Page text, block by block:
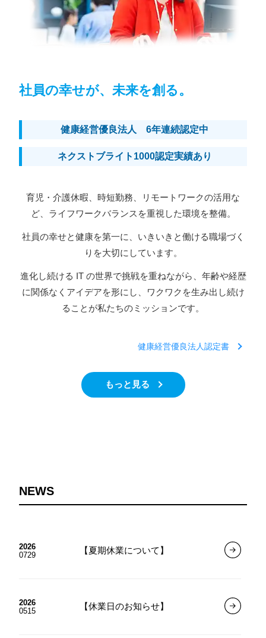
社員の幸せが、未来を創る。
健康経営優良法人 6年連続認定中
ネクストブライト1000認定実績あり
育児・介護休暇、時短勤務、リモートワークの活用な
ど、ライフワークバランスを重視した環境を整備。
社員の幸せと健康を第一に、いきいきと働ける職場づく
りを大切にしています。
進化し続ける IT の世界で挑戦を重ねながら、年齢や経歴
に関係なくアイデアを形にし、ワクワクを生み出し続け
ることが私たちのミッションです。
健康経営優良法人認定書
もっと見る
NEWS
2026
0729
【夏期休業について】
2026
0515
【休業日のお知らせ】